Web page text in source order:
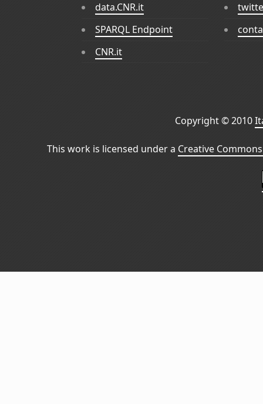
data.CNR.it
SPARQL Endpoint
CNR.it
Copyright © 2010
This work is licensed under a Creative